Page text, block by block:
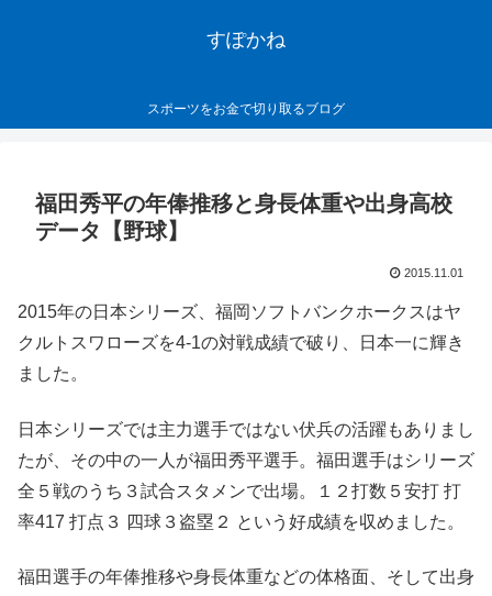
すぽかね
スポーツをお金で切り取るブログ
福田秀平の年俸推移と身長体重や出身高校
データ【野球】
2015.11.01
2015年の日本シリーズ、福岡ソフトバンクホークスはヤ
クルトスワローズを4-1の対戦成績で破り、日本一に輝き
ました。
日本シリーズでは主力選手ではない伏兵の活躍もありまし
たが、その中の一人が福田秀平選手。福田選手はシリーズ
全５戦のうち３試合スタメンで出場。１２打数５安打 打
率417 打点３ 四球３盗塁２ という好成績を収めました。
福田選手の年俸推移や身長体重などの体格面、そして出身